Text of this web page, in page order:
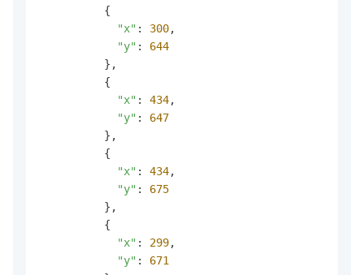
          {
"x" : 300,
"y" : 644
          },
          {
"x" : 434,
"y" : 647
          },
          {
"x" : 434,
"y" : 675
          },
          {
"x" : 299,
"y" : 671